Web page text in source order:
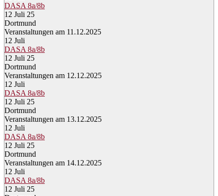
DASA 8a/8b
12 Juli 25
Dortmund
Veranstaltungen am 11.12.2025
12 Juli
DASA 8a/8b
12 Juli 25
Dortmund
Veranstaltungen am 12.12.2025
12 Juli
DASA 8a/8b
12 Juli 25
Dortmund
Veranstaltungen am 13.12.2025
12 Juli
DASA 8a/8b
12 Juli 25
Dortmund
Veranstaltungen am 14.12.2025
12 Juli
DASA 8a/8b
12 Juli 25